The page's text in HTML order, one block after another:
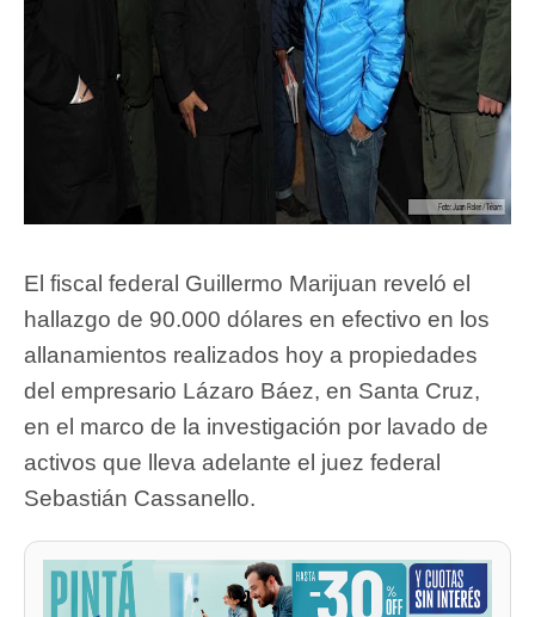
El fiscal federal Guillermo Marijuan reveló el
hallazgo de 90.000 dólares en efectivo en los
allanamientos realizados hoy a propiedades
del empresario Lázaro Báez, en Santa Cruz,
en el marco de la investigación por lavado de
activos que lleva adelante el juez federal
Sebastián Cassanello.